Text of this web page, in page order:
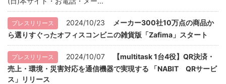
プレスリリース 2024/10/23
メーカー300社10万点の商品か
ら選りすぐったオフィスコンビニの雑貨版「Zafima」スタート
プレスリリース 2024/10/07
【multitask 1台4役】QR決済・
売上・環境・災害対応を通信機器で実現する 「NABIT QRサービ
ス」リリース